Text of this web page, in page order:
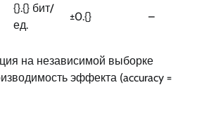
{}.{} бит/
ед.
±0.{} –
на независимой выборке
эффекта (accuracy =